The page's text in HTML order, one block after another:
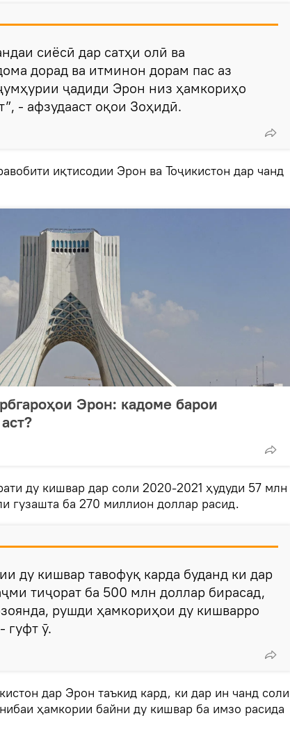
сиёсӣ дар сатҳи олӣ ва
дорад ва итминон дорам пас аз
ҷадиди Эрон низ ҳамкориҳо
- афзудааст оқои Зоҳидӣ.
иқтисодии Эрон ва Тоҷикистон дар чанд
Эрон: кадоме барои
ду кишвар дар соли 2020-2021 ҳудуди 57 млн
гузашта ба 270 миллион доллар расид.
ду кишвар тавофуқ карда буданд ки дар
тиҷорат ба 500 млн доллар бирасад,
рушди ҳамкориҳои ду кишварро
гуфт ӯ.
дар Эрон таъкид кард, ки дар ин чанд соли
ҳамкории байни ду кишвар ба имзо расида